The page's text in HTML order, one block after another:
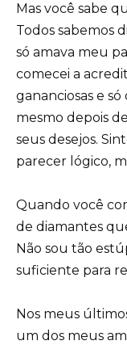
Mas você sabe
Todos sabemos
só amava meu
comecei a
gananciosas e
mesmo depois
seus desejos.
parecer lógico,
Quando você
de diamantes
Não sou tão
suficiente para
Nos meus
um dos meus